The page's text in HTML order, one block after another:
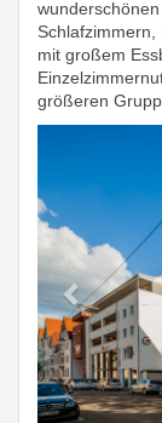
mit großem
größeren